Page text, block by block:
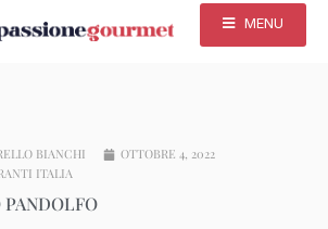
MENU
BIANCHI
OTTOBRE 4, 2022
ITALIA